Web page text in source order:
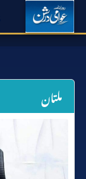
ملتان